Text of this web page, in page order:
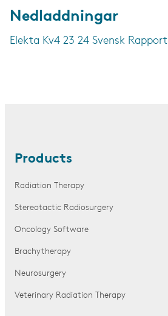
Nedladdningar
Elekta Kv4 23 24 Svensk Rapport
Products
Radiation Therapy
Stereotactic Radiosurgery
Oncology Software
Brachytherapy
Neurosurgery
Veterinary Radiation Therapy